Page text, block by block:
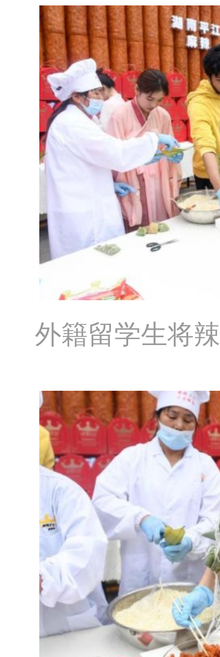
外籍留学生将